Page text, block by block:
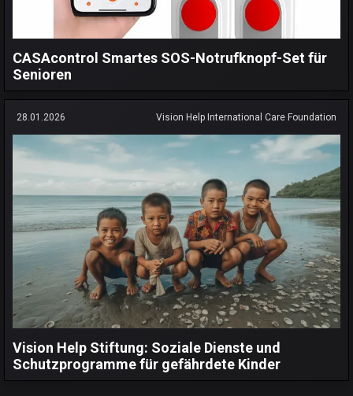
CASAcontrol Smartes SOS-Notrufknopf-Set für
Senioren
28.01.2026 Vision Help International Care Foundation
Vision Help Stiftung: Soziale Dienste und
Schutzprogramme für gefährdete Kinder